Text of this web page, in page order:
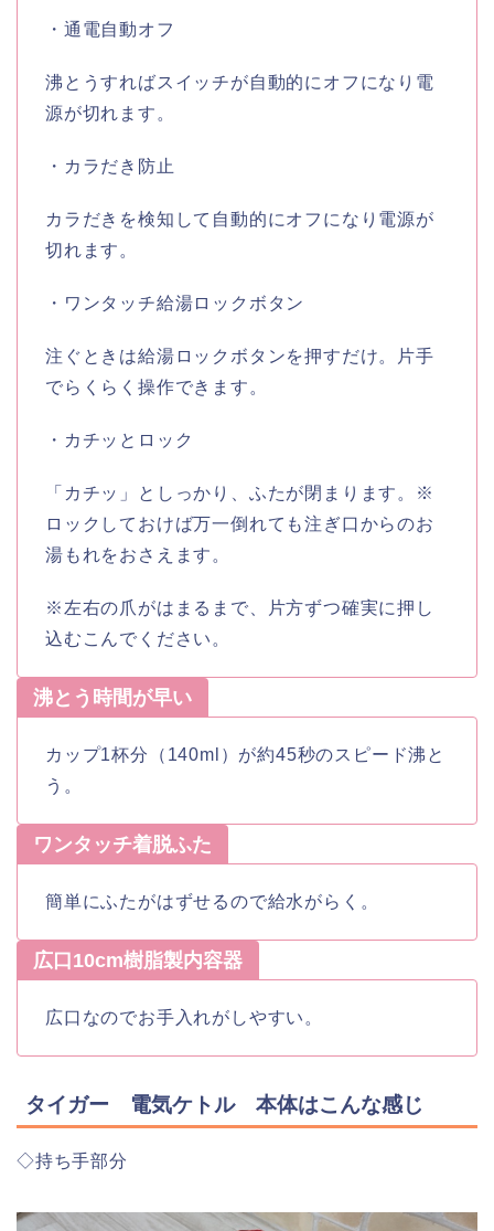
・通電自動オフ
沸とうすればスイッチが自動的にオフになり電
源が切れます。
・カラだき防止
カラだきを検知して自動的にオフになり電源が
切れます。
・ワンタッチ給湯ロックボタン
注ぐときは給湯ロックボタンを押すだけ。片手
でらくらく操作できます。
・カチッとロック
「カチッ」としっかり、ふたが閉まります。※
ロックしておけば万一倒れても注ぎ口からのお
湯もれをおさえます。
※左右の爪がはまるまで、片方ずつ確実に押し
込むこんでください。
沸とう時間が早い
カップ1杯分（140ml）が約45秒のスピード沸と
う。
ワンタッチ着脱ふた
簡単にふたがはずせるので給水がらく。
広口10cm樹脂製内容器
広口なのでお手入れがしやすい。
タイガー 電気ケトル 本体はこんな感じ
◇持ち手部分